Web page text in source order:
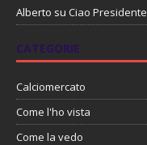
Alberto su Ciao Presidente
CATEGORIE
Calciomercato
Come l'ho vista
Come la vedo